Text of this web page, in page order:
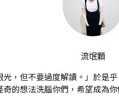
流氓顆
光，但不要過度解讀。」於是
奇的想法洗腦你們，希望成為